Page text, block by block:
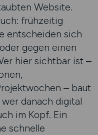
Website.
frühzeitig
entscheiden sich
gegen einen
hier sichtbar ist –
– baut
danach digital
im Kopf. Ein
schnelle